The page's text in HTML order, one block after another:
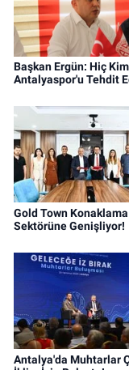
Başkan Ergün: Hiç
Antalyaspor'u Tehdit
Gold Town Konaklama
Sektörüne Genişliyor!
Antalya'da Muhtarlar